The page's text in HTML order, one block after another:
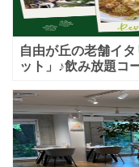
自由が丘の老舗イ
ット」♪飲み放題コ